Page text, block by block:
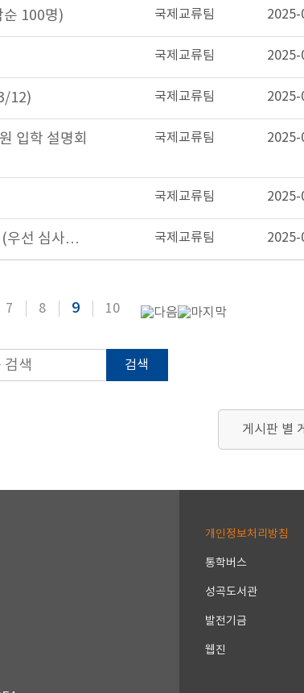
순 100명) 국제교류팀
국제교류팀
12) 국제교류팀
입학 설명회
국제교류팀
국제교류팀
(우선 심사… 국제교류팀
7 8 9 10
검색
게시판 별
개인정보처리방침
통학버스
성곡도서관
발전기금
웹진